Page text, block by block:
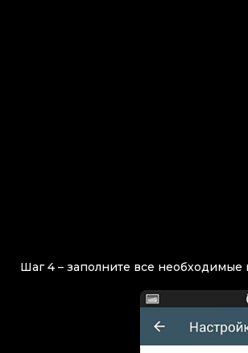
Шаг 4 – заполните все